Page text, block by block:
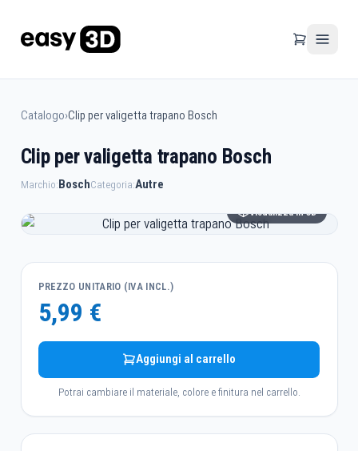
Catalogo›Clip per valigetta trapano Bosch
Clip per valigetta trapano Bosch
Marchio:BoschCategoria:Autre
Visualizza in 3D
PREZZO UNITARIO (IVA INCL.)
5,99 €
Aggiungi al carrello
Potrai cambiare il materiale, colore e finitura nel carrello.